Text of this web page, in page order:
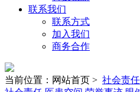
联系我们
联系方式
加入我们
商务合作
当前位置：网站首页 > 社会责任